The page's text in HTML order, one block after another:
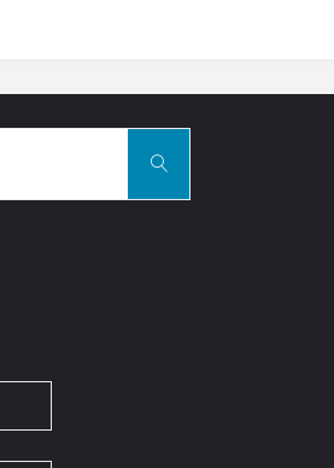
Search